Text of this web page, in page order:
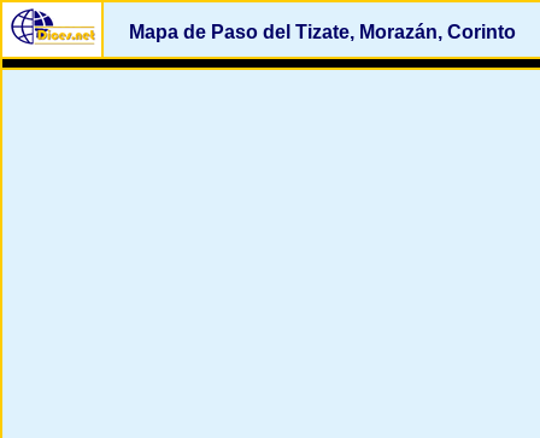
Mapa de Paso del Tizate, Morazán, Corinto